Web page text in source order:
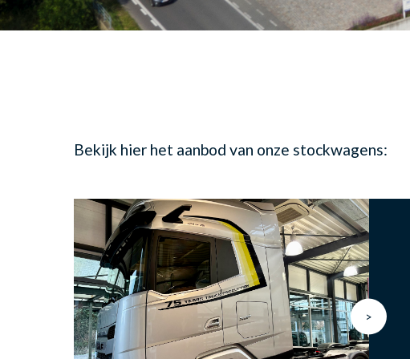
Bekijk hier het aanbod van onze stockwagens:
>